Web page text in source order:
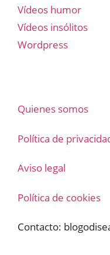
Vídeos humor
Vídeos insólitos
Wordpress
Quienes somos
Política de
Aviso legal
Política de cookies
Contacto: